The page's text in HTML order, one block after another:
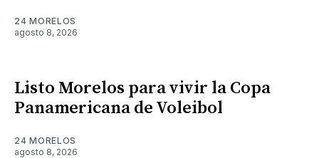
24 MORELOS
agosto 8, 2026
Listo Morelos para vivir la Copa
Panamericana de Voleibol
24 MORELOS
agosto 8, 2026